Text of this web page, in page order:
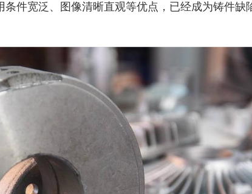
件宽泛、图像清晰直观等优点，已经成为铸件缺